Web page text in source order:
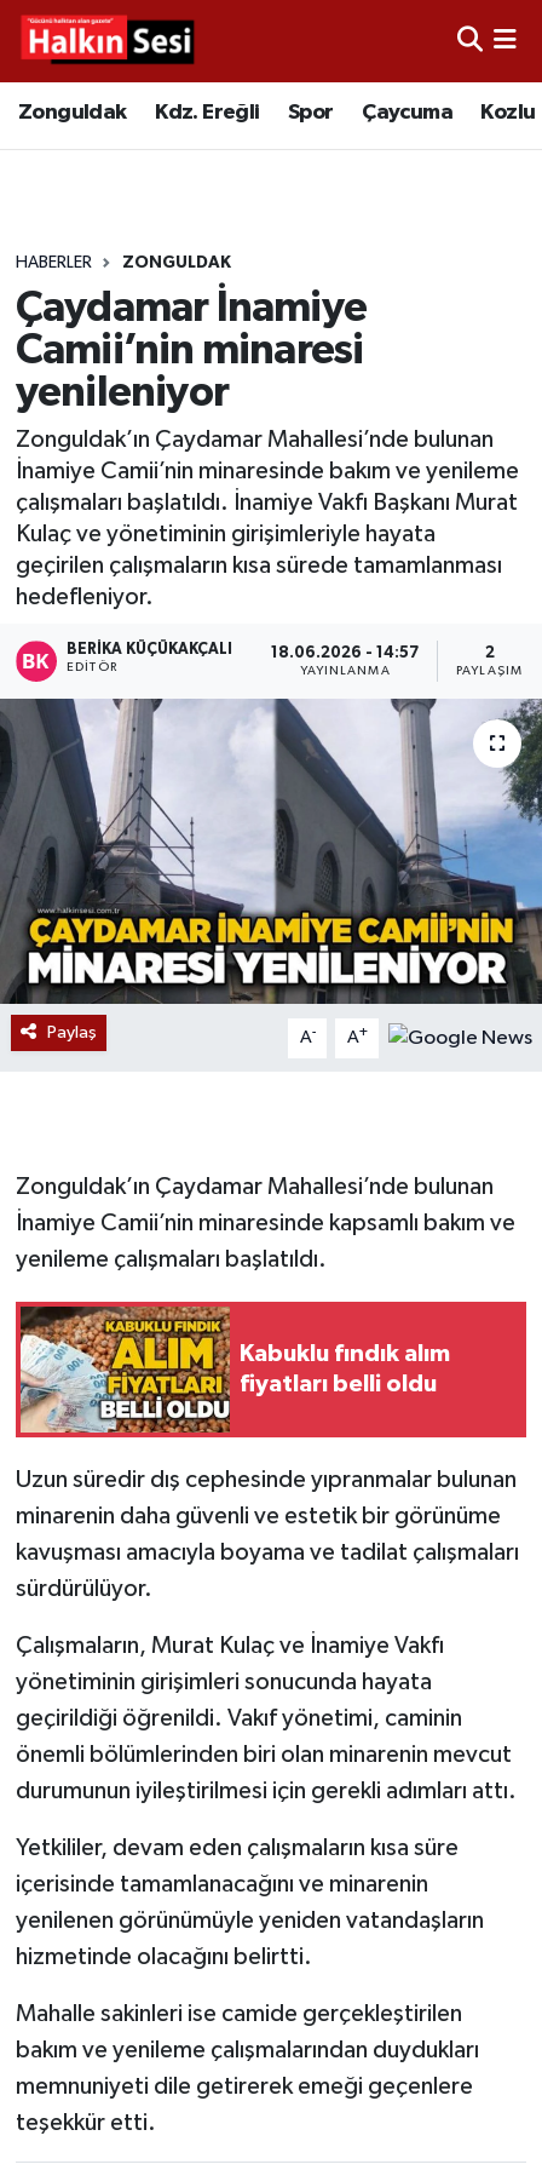
Zonguldak Kdz. Ereğli Spor Çaycuma Kozlu
HABERLER ZONGULDAK
Çaydamar İnamiye
Camii’nin minaresi
yenileniyor
Zonguldak’ın Çaydamar Mahallesi’nde bulunan
İnamiye Camii’nin minaresinde bakım ve yenileme
çalışmaları başlatıldı. İnamiye Vakfı Başkanı Murat
Kulaç ve yönetiminin girişimleriyle hayata
geçirilen çalışmaların kısa sürede tamamlanması
hedefleniyor.
BERIKA KÜÇÜKAKÇALI
EDITÖR
18.06.2026 - 14:57
YAYINLANMA
2
PAYLAŞIM
Paylaş A- A+
Zonguldak’ın Çaydamar Mahallesi’nde bulunan
İnamiye Camii’nin minaresinde kapsamlı bakım ve
yenileme çalışmaları başlatıldı.
Kabuklu fındık alım
fiyatları belli oldu
Uzun süredir dış cephesinde yıpranmalar bulunan
minarenin daha güvenli ve estetik bir görünüme
kavuşması amacıyla boyama ve tadilat çalışmaları
sürdürülüyor.
Çalışmaların, Murat Kulaç ve İnamiye Vakfı
yönetiminin girişimleri sonucunda hayata
geçirildiği öğrenildi. Vakıf yönetimi, caminin
önemli bölümlerinden biri olan minarenin mevcut
durumunun iyileştirilmesi için gerekli adımları attı.
Yetkililer, devam eden çalışmaların kısa süre
içerisinde tamamlanacağını ve minarenin
yenilenen görünümüyle yeniden vatandaşların
hizmetinde olacağını belirtti.
Mahalle sakinleri ise camide gerçekleştirilen
bakım ve yenileme çalışmalarından duydukları
memnuniyeti dile getirerek emeği geçenlere
teşekkür etti.
Video
Çaycuma
Alaplı
Asayiş
Bartın
Karabük
Devrek
Bolu
ÇEVRE
BİLİM VE TEKNOLOJİ
DUNYA
Düzce
Eğitim
Ekonomi
GÜNDEM
İş ilanı
Kilimli
Kültür - Sanat
Politika
Röportaj
SİYASET
Ulusal
Yaşam
Merkez Hava Durumu
Tüm Manşetler
Son Dakika Haberleri
Haber Arşivi